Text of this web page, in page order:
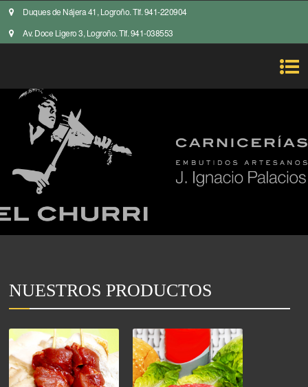
Duques de Nájera 41, Logroño. Tlf. 941-220904
Av. Doce Ligero 3, Logroño. Tlf. 941-038553
NUESTROS PRODUCTOS